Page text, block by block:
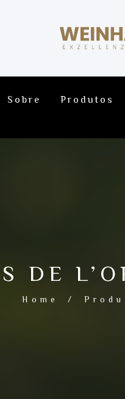
Sobre Produtos
DE
Home /